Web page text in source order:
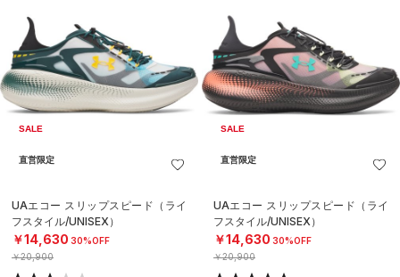
SALE
直営限定
UAエコー スリップスピード（ライ
フスタイル/UNISEX）
￥14,630 30%OFF
￥20,900
SALE
直営限定
UAエコー スリップスピード（ライ
フスタイル/UNISEX）
￥14,630 30%OFF
￥20,900